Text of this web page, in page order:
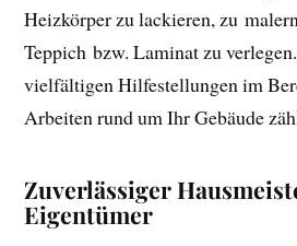
Heizkörper zu lackieren, zu
Teppich bzw. Laminat zu
vielfältigen Hilfestellungen im
Arbeiten rund um Ihr Gebäude
Zuverlässiger
Eigentümer